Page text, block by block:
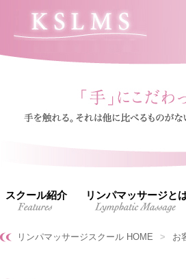
スクール紹介 リンパマッサージと
リンパマッサージスクール HOME > お